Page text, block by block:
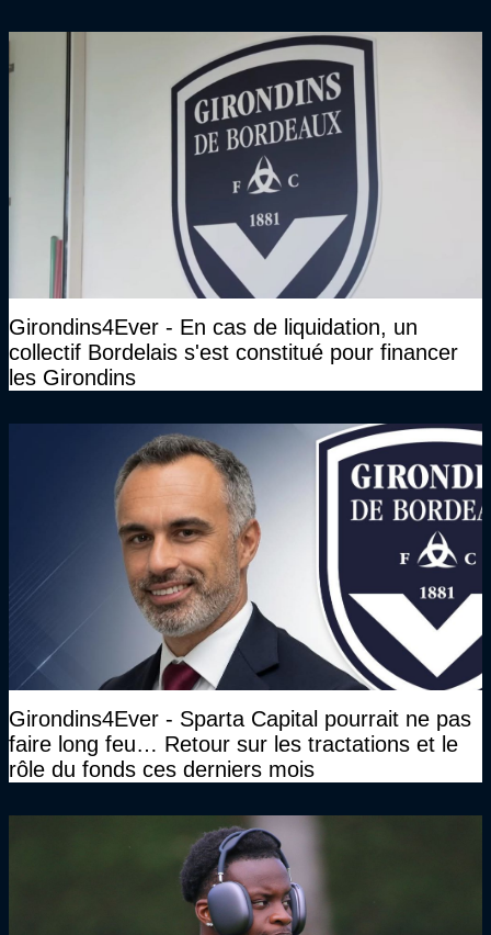
Girondins4Ever - En cas de liquidation, un
collectif Bordelais s'est constitué pour financer
les Girondins
Girondins4Ever - Sparta Capital pourrait ne pas
faire long feu… Retour sur les tractations et le
rôle du fonds ces derniers mois